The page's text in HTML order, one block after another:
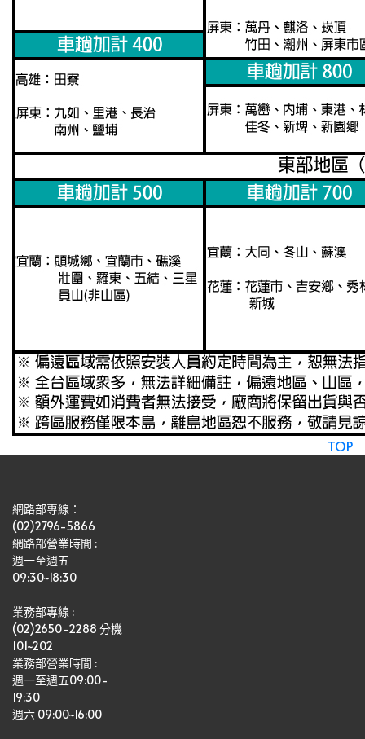
TOP
網路部專線：
(02)2796-5866
網路部營業時間 :
週一至週五
09:30~18:30
業務部專線 :
(02)2650-2288 分機
101~202
業務部營業時間 :
週一至週五09:00-
19:30
週六 09:00~16:00